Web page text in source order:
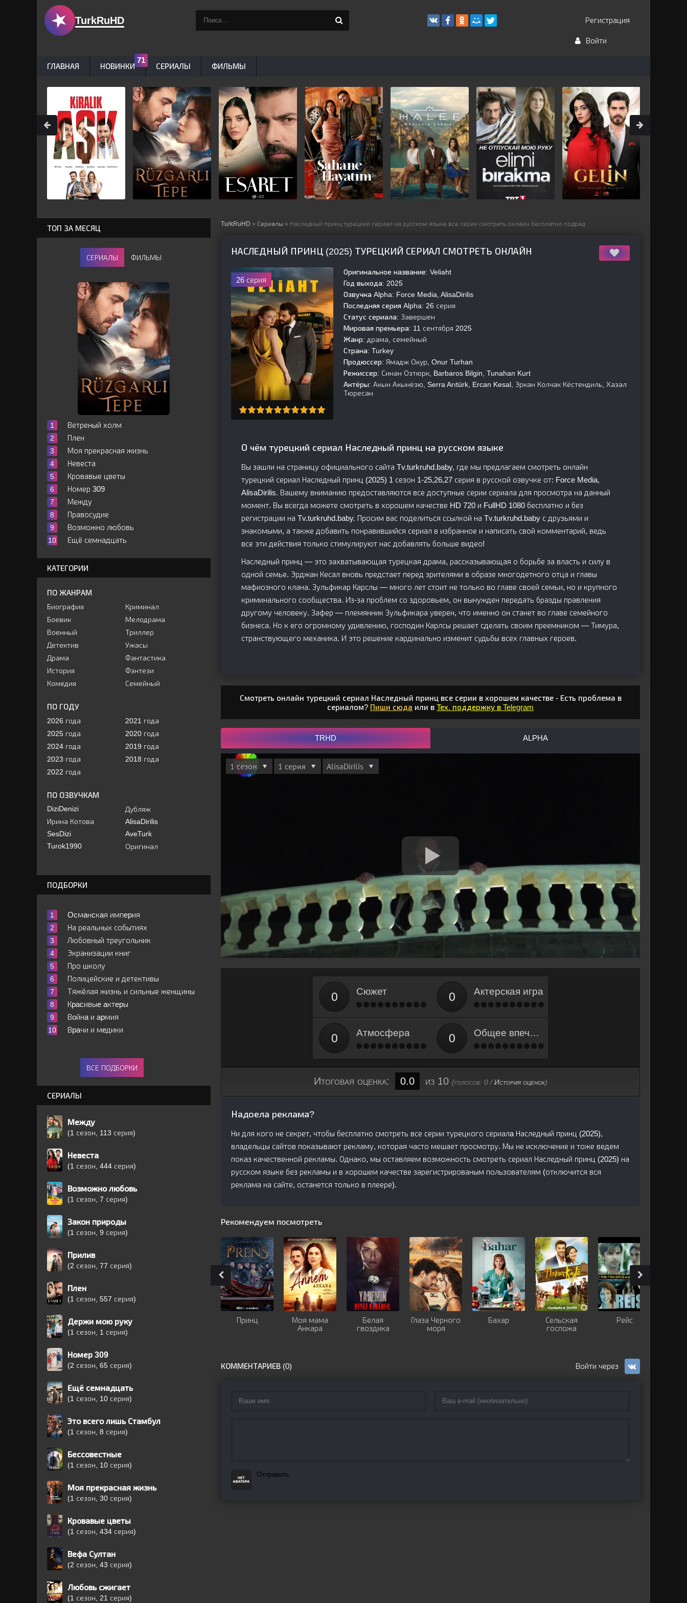
TurkRuHD » Сериалы » Наследный принц турецкий сериал на русском языке все серии смотреть онлайн бесплатно подряд
НАСЛЕДНЫЙ ПРИНЦ (2025) ТУРЕЦКИЙ СЕРИАЛ СМОТРЕТЬ ОНЛАЙН
26 серия
Оригинальное название: Veliaht
Год выхода: 2025
Озвучка Alpha: Force Media, AlisaDirilis
Последняя серия Alpha: 26 серия
Статус сериала: Завершен
Мировая премьера: 11 сентября 2025
Жанр: драма, семейный
Страна: Turkey
Продюссер: Ямадж Окур, Onur Turhan
Режиссер: Синан Озтюрк, Barbaros Bilgin, Tunahan Kurt
Актёры: Акын Акынёзю, Serra Arıtürk, Ercan Kesal, Эркан Колчак Кёстендиль, Хазал
Тюресан
О чём турецкий сериал Наследный принц на русском языке
Вы зашли на страницу официального сайта Tv.turkruhd.baby, где мы предлагаем смотреть онлайн
турецкий сериал Наследный принц (2025) 1 сезон 1-25,26,27 серия в русской озвучке от: Force Media,
AlisaDirilis. Вашему вниманию предоставляются все доступные серии сериала для просмотра на данный
момент. Вы всегда можете смотреть в хорошем качестве HD 720 и FullHD 1080 бесплатно и без
регистрации на Tv.turkruhd.baby. Просим вас поделиться ссылкой на Tv.turkruhd.baby с друзьями и
знакомыми, а также добавить понравившийся сериал в избранное и написать свой комментарий, ведь
все эти действия только стимулируют нас добавлять больше видео!
Наследный принц — это захватывающая турецкая драма, рассказывающая о борьбе за власть и силу в
одной семье. Эрджан Кесал вновь предстает перед зрителями в образе многодетного отца и главы
мафиозного клана. Зульфикар Карслы — много лет стоит не только во главе своей семьи, но и крупного
криминального сообщества. Из-за проблем со здоровьем, он вынужден передать бразды правления
другому человеку. Зафер — племянник Зульфикара уверен, что именно он станет во главе семейного
бизнеса. Но к его огромному удивлению, господин Карлсы решает сделать своим преемником — Тимура,
странствующего механика. И это решение кардинально изменит судьбы всех главных героев.
Смотреть онлайн турецкий сериал Наследный принц все серии в хорошем качестве - Есть проблема в
сериалом? Пиши сюда или в Тех. поддержку в Telegram
TRHD ALPHA
Сюжет Актерская игра
Атмосфера Общее впечатление
Итоговая оценка: 0.0 из 10 (голосов: 0/История оценок)
Надоела реклама?
Ни для кого не секрет, чтобы бесплатно смотреть все серии турецкого сериалa Наследный принц (2025),
владельцы сайтов показывают рекламу, которая часто мешает просмотру. Мы не исключение и тоже ведем
показ качественной рекламы. Однако, мы оставляем возможность смотреть сериал Наследный принц (2025) на
русском языке без рекламы и в хорошем качестве зарегистрированым пользователям (отключится вся
реклама на сайте, останется только в плеере).
Рекомендуем посмотреть
Принц
Моя мама
Анкара
Белая
гвоздика
Глаза Черного
моря
Бахар
Сельская
госпожа
Рейс
КОММЕНТАРИЕВ (0)
Отправить
ТОП ЗА МЕСЯЦ
СЕРИАЛЫ ФИЛЬМЫ
Ветреный холм
Плен
Моя прекрасная жизнь
Невеста
Кровавые цветы
Номер 309
Между
Правосудие
Возможно любовь
Ещё семнадцать
КАТЕГОРИИ
ПО ЖАНРАМ
Биография
Боевик
Военный
Детектив
Драма
История
Комедия
Криминал
Мелодрама
Триллер
Ужасы
Фантастика
Фэнтези
Семейный
ПО ГОДУ
2026 года
2025 года
2024 года
2023 года
2022 года
2021 года
2020 года
2019 года
2018 года
ПО ОЗВУЧКАМ
DiziDenizi
Ирина Котова
SesDizi
Turok1990
Дубляж
AlisaDirilis
AveTurk
Оригинал
ПОДБОРКИ
Ocмaнcкaя импepия
На реальных событиях
Любовный треугольник
Экранизации книг
Про школу
Полицейские и детективы
Тяжёлая жизнь и сильные женщины
Кpacивыe aктepы
Вoйнa и apмия
Вpaчи и мeдики
ВСЕ ПОДБОРКИ
СЕРИАЛЫ
Между
(1 сезон, 113 серия)
Невеста
(1 сезон, 444 серия)
Возможно любовь
(1 сезон, 7 серия)
Закон природы
(1 сезон, 9 серия)
Прилив
(2 сезон, 77 серия)
Плен
(1 сезон, 557 серия)
Держи мою руку
(1 сезон, 1 серия)
Номер 309
(2 сезон, 65 серия)
Ещё семнадцать
(1 сезон, 10 серия)
Это всего лишь Стамбул
(1 сезон, 8 серия)
Бессовестные
(1 сезон, 10 серия)
Моя прекрасная жизнь
(1 сезон, 30 серия)
Кровавые цветы
(1 сезон, 434 серия)
Вефа Султан
(2 сезон, 43 серия)
Любовь сжигает
(1 сезон, 21 серия)
TurkRuHD Регистрация
Войти
ГЛАВНАЯ НОВИНКИ СЕРИАЛЫ ФИЛЬМЫ